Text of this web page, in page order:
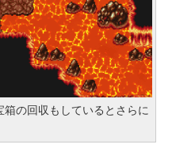
の回収もしているとさらに